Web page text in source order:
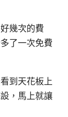
幾次的費
了一次免費
到天花板上
，馬上就讓